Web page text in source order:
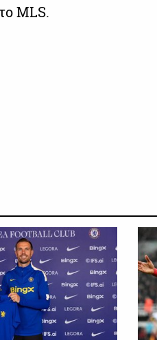
MLS.
ΠΟΔΟΣΦΑΙΡΟ